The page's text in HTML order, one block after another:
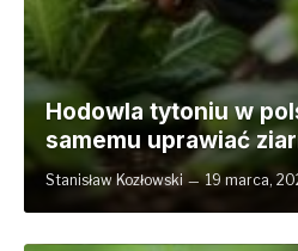
Hodowla tytoniu w
samemu uprawiać
Stanisław Kozłowski 19 marca,